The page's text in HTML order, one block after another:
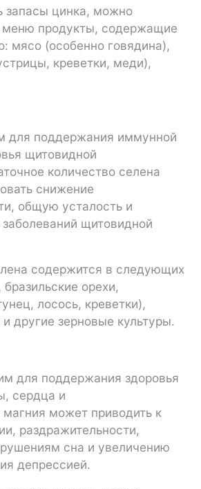
запасы цинка, можно
меню продукты, содержащие
мясо (особенно говядина),
креветки, меди),
для поддержания иммунной
щитовидной
количество селена
снижение
общую усталость и
заболеваний щитовидной
содержится в следующих
орехи,
лосось, креветки),
другие зерновые культуры.
для поддержания здоровья
сердца и
может приводить к
раздражительности,
сна и увеличению
депрессией.